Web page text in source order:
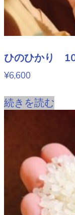
ひのひかり
¥6,600
続きを読む